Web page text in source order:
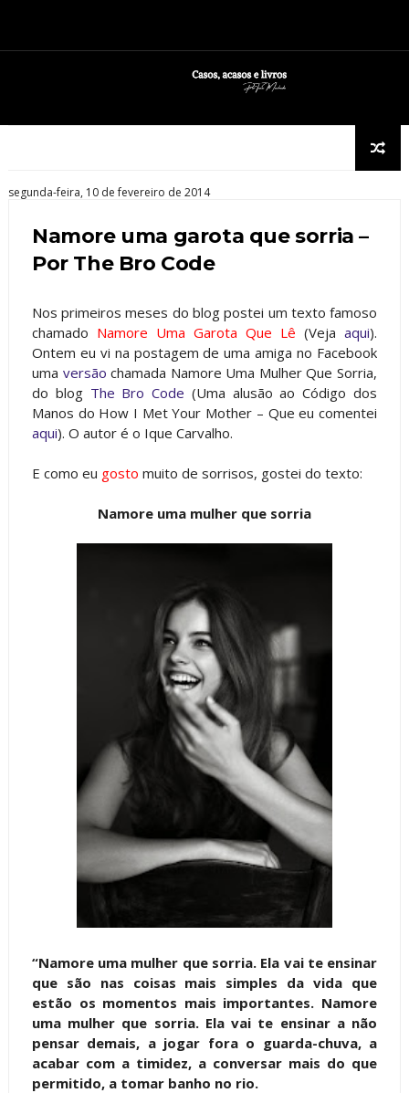
segunda-feira, 10 de fevereiro de 2014
Namore uma garota que sorria –
Por The Bro Code
Nos primeiros meses do blog postei um texto famoso
chamado Namore Uma Garota Que Lê (Vejaaqui).
Ontem eu vi na postagem de uma amiga no Facebook
uma versão chamada Namore Uma Mulher Que Sorria,
do blog The Bro Code (Uma alusão ao Código dos
Manos do How I Met Your Mother – Que eu comentei
aqui). O autor é o Ique Carvalho.
E como eu gosto muito de sorrisos, gostei do texto:
Namore uma mulher que sorria
“Namore uma mulher que sorria. Ela vai te ensinar
que são nas coisas mais simples da vida que
estão os momentos mais importantes. Namore
uma mulher que sorria. Ela vai te ensinar a não
pensar demais, a jogar fora o guarda-chuva, a
acabar com a timidez, a conversar mais do que
permitido, a tomar banho no rio.